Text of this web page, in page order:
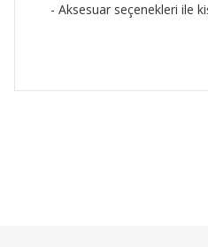
- Aksesuar seçenekleri ile